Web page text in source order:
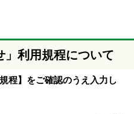
」利用規程について
程】をご確認のうえ入力し